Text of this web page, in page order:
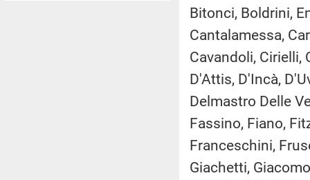
Bitonci, Boldrini,
Cantalamessa,
Cavandoli, Cirielli,
D'Attis, D'Incà,
Delmastro Delle
Fassino, Fiano,
Franceschini,
Giachetti,